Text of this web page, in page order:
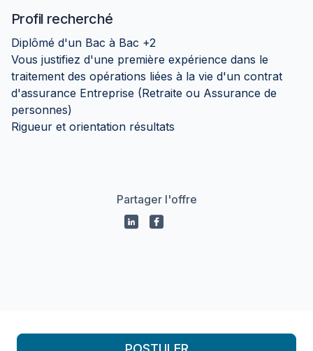
Profil recherché
Diplômé d'un Bac à Bac +2
Vous justifiez d'une première expérience dans le
traitement des opérations liées à la vie d'un contrat
d'assurance Entreprise (Retraite ou Assurance de
personnes)
Rigueur et orientation résultats
Partager l'offre
Propulsé par